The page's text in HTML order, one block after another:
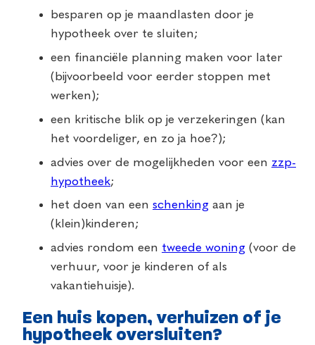
besparen op je maandlasten door je
hypotheek over te sluiten;
een financiële planning maken voor later
(bijvoorbeeld voor eerder stoppen met
werken);
een kritische blik op je verzekeringen (kan
het voordeliger, en zo ja hoe?);
advies over de mogelijkheden voor een zzp-
hypotheek;
het doen van een schenking aan je
(klein)kinderen;
advies rondom een tweede woning (voor de
verhuur, voor je kinderen of als
vakantiehuisje).
Een huis kopen, verhuizen of je
hypotheek oversluiten?